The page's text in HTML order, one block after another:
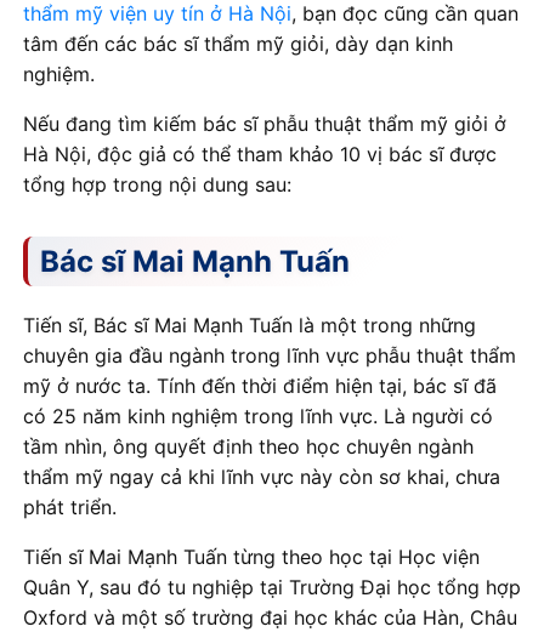
thẩm mỹ viện uy tín ở Hà Nội, bạn đọc cũng cần quan
tâm đến các bác sĩ thẩm mỹ giỏi, dày dạn kinh
nghiệm.
Nếu đang tìm kiếm bác sĩ phẫu thuật thẩm mỹ giỏi ở
Hà Nội, độc giả có thể tham khảo 10 vị bác sĩ được
tổng hợp trong nội dung sau:
Bác sĩ Mai Mạnh Tuấn
Tiến sĩ, Bác sĩ Mai Mạnh Tuấn là một trong những
chuyên gia đầu ngành trong lĩnh vực phẫu thuật thẩm
mỹ ở nước ta. Tính đến thời điểm hiện tại, bác sĩ đã
có 25 năm kinh nghiệm trong lĩnh vực. Là người có
tầm nhìn, ông quyết định theo học chuyên ngành
thẩm mỹ ngay cả khi lĩnh vực này còn sơ khai, chưa
phát triển.
Tiến sĩ Mai Mạnh Tuấn từng theo học tại Học viện
Quân Y, sau đó tu nghiệp tại Trường Đại học tổng hợp
Oxford và một số trường đại học khác của Hàn, Châu